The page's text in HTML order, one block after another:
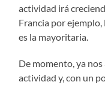
actividad irá
Francia por
es la mayoritaria.
De momento, ya
actividad y, con un